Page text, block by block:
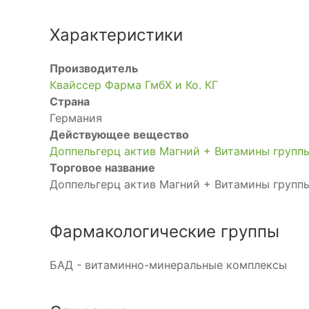
Характеристики
Производитель
Квайссер Фарма ГмбХ и Ко. КГ
Страна
Германия
Действующее вещество
Доппельгерц актив Магний + Витамины
Торговое название
Доппельгерц актив Магний + Витамины
Фармакологические группы
БАД - витаминно-минеральные комплексы